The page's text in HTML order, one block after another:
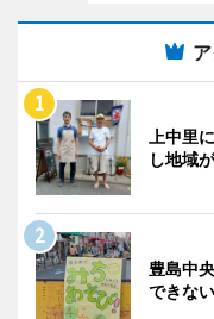
上中里
し地域
豊島中
できな